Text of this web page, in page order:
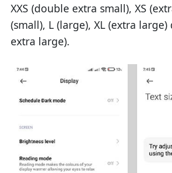
XXS (double extra small), XS
(small), L (large), XL (extra large)
extra large).